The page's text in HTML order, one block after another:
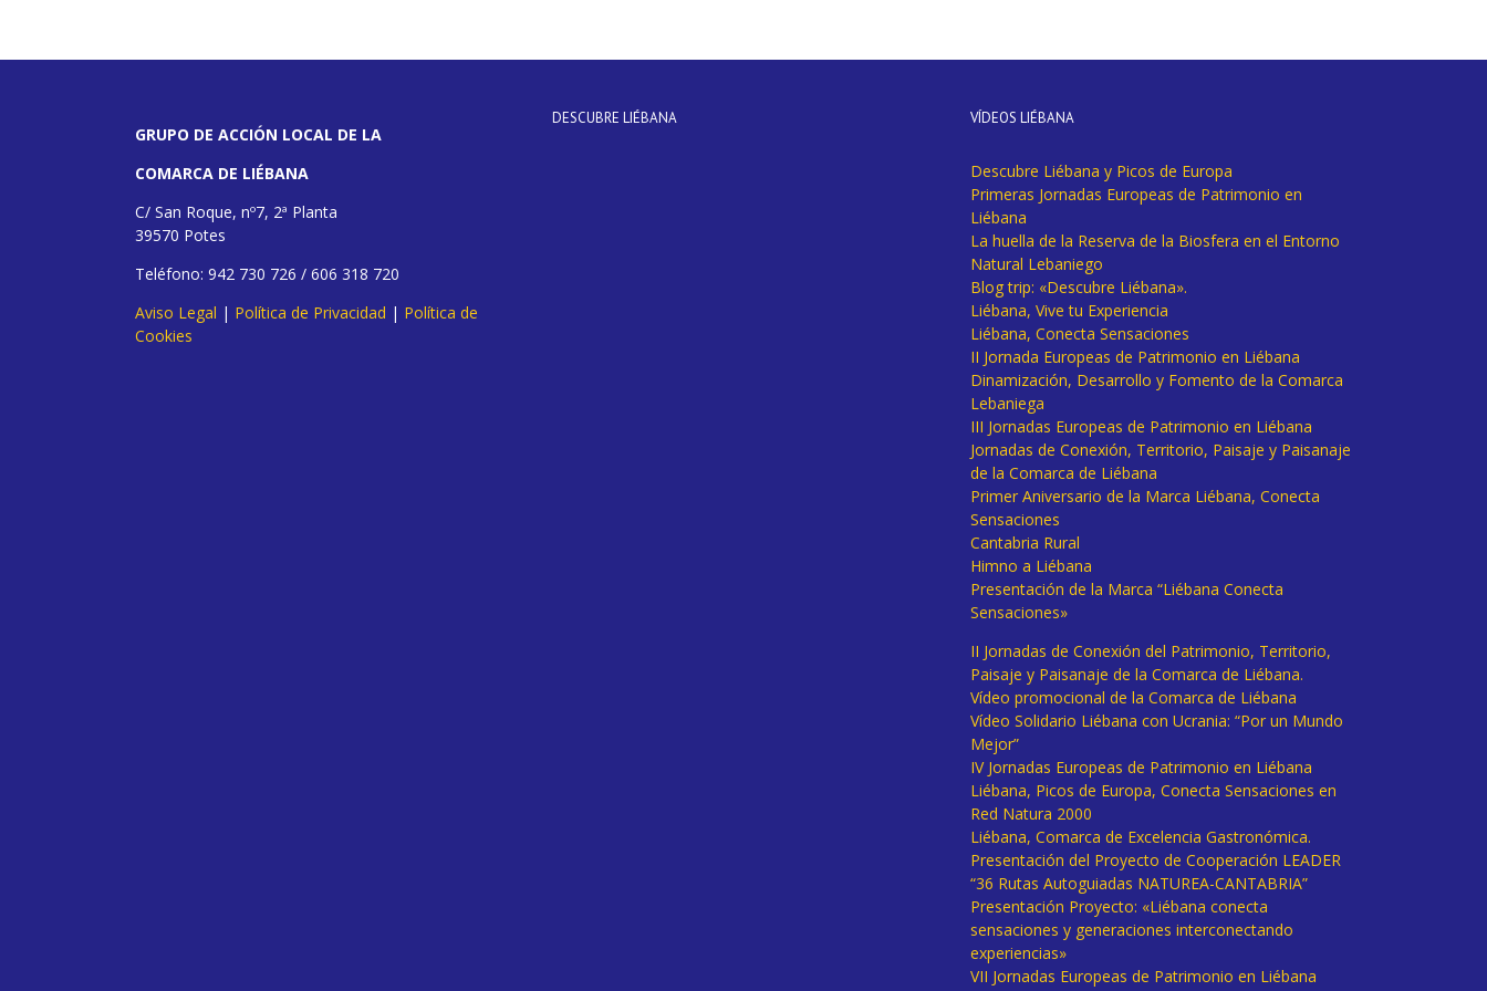
GRUPO DE ACCIÓN LOCAL DE LA
COMARCA DE LIÉBANA
C/ San Roque, nº7, 2ª Planta
39570 Potes
Teléfono: 942 730 726 / 606 318 720
Aviso Legal | Política de Privacidad | Política de
Cookies
DESCUBRE LIÉBANA VÍDEOS LIÉBANA
Descubre Liébana y Picos de Europa
Primeras Jornadas Europeas de Patrimonio en
Liébana
La huella de la Reserva de la Biosfera en el Entorno
Natural Lebaniego
Blog trip: «Descubre Liébana».
Liébana, Vive tu Experiencia
Liébana, Conecta Sensaciones
II Jornada Europeas de Patrimonio en Liébana
Dinamización, Desarrollo y Fomento de la Comarca
Lebaniega
III Jornadas Europeas de Patrimonio en Liébana
Jornadas de Conexión, Territorio, Paisaje y Paisanaje
de la Comarca de Liébana
Primer Aniversario de la Marca Liébana, Conecta
Sensaciones
Cantabria Rural
Himno a Liébana
Presentación de la Marca “Liébana Conecta
Sensaciones»
II Jornadas de Conexión del Patrimonio, Territorio,
Paisaje y Paisanaje de la Comarca de Liébana.
Vídeo promocional de la Comarca de Liébana
Vídeo Solidario Liébana con Ucrania: “Por un Mundo
Mejor”
IV Jornadas Europeas de Patrimonio en Liébana
Liébana, Picos de Europa, Conecta Sensaciones en
Red Natura 2000
Liébana, Comarca de Excelencia Gastronómica.
Presentación del Proyecto de Cooperación LEADER
“36 Rutas Autoguiadas NATUREA-CANTABRIA”
Presentación Proyecto: «Liébana conecta
sensaciones y generaciones interconectando
experiencias»
VII Jornadas Europeas de Patrimonio en Liébana